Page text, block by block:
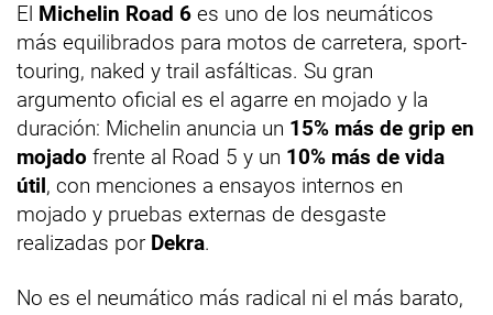
El Michelin Road 6 es uno de los neumáticos
más equilibrados para motos de carretera, sport-
touring, naked y trail asfálticas. Su gran
argumento oficial es el agarre en mojado y la
duración: Michelin anuncia un 15% más de grip en
mojado frente al Road 5 y un 10% más de vida
útil, con menciones a ensayos internos en
mojado y pruebas externas de desgaste
realizadas por Dekra.
No es el neumático más radical ni el más barato,